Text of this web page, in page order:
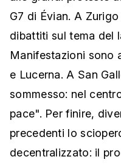
G7 di Évian. A
dibattiti sul tema del
Manifestazioni sono
e Lucerna. A San
sommesso: nel
pace". Per finire,
precedenti lo
decentralizzato: il